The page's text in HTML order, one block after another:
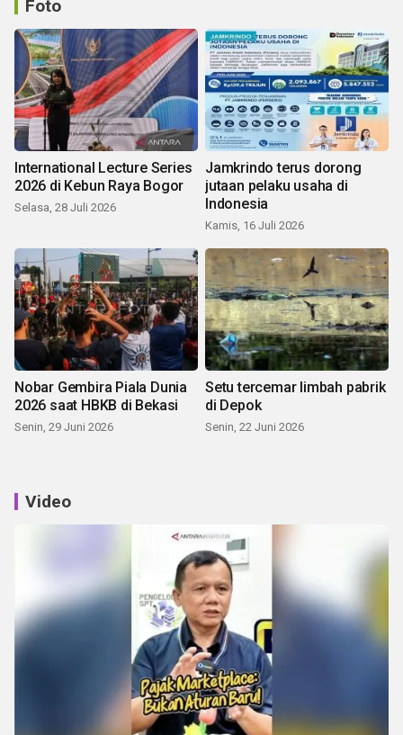
Foto
International Lecture Series
2026 di Kebun Raya Bogor
Selasa, 28 Juli 2026
Jamkrindo terus dorong
jutaan pelaku usaha di
Indonesia
Kamis, 16 Juli 2026
Nobar Gembira Piala Dunia
2026 saat HBKB di Bekasi
Senin, 29 Juni 2026
Setu tercemar limbah pabrik
di Depok
Senin, 22 Juni 2026
Video